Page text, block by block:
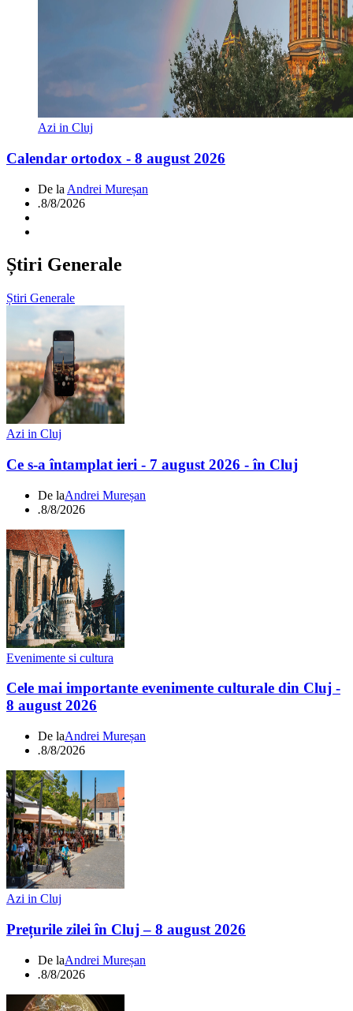
Azi in Cluj
Calendar ortodox - 8 august 2026
De la Andrei Mureșan
.8/8/2026
Știri Generale
Știri Generale
Azi in Cluj
Ce s-a întamplat ieri - 7 august 2026 - în Cluj
De laAndrei Mureșan
.8/8/2026
Evenimente si cultura
Cele mai importante evenimente culturale din Cluj -
8 august 2026
De laAndrei Mureșan
.8/8/2026
Azi in Cluj
Prețurile zilei în Cluj – 8 august 2026
De laAndrei Mureșan
.8/8/2026